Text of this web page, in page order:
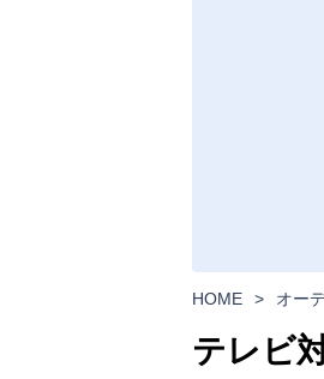
HOME > オー
テレビ